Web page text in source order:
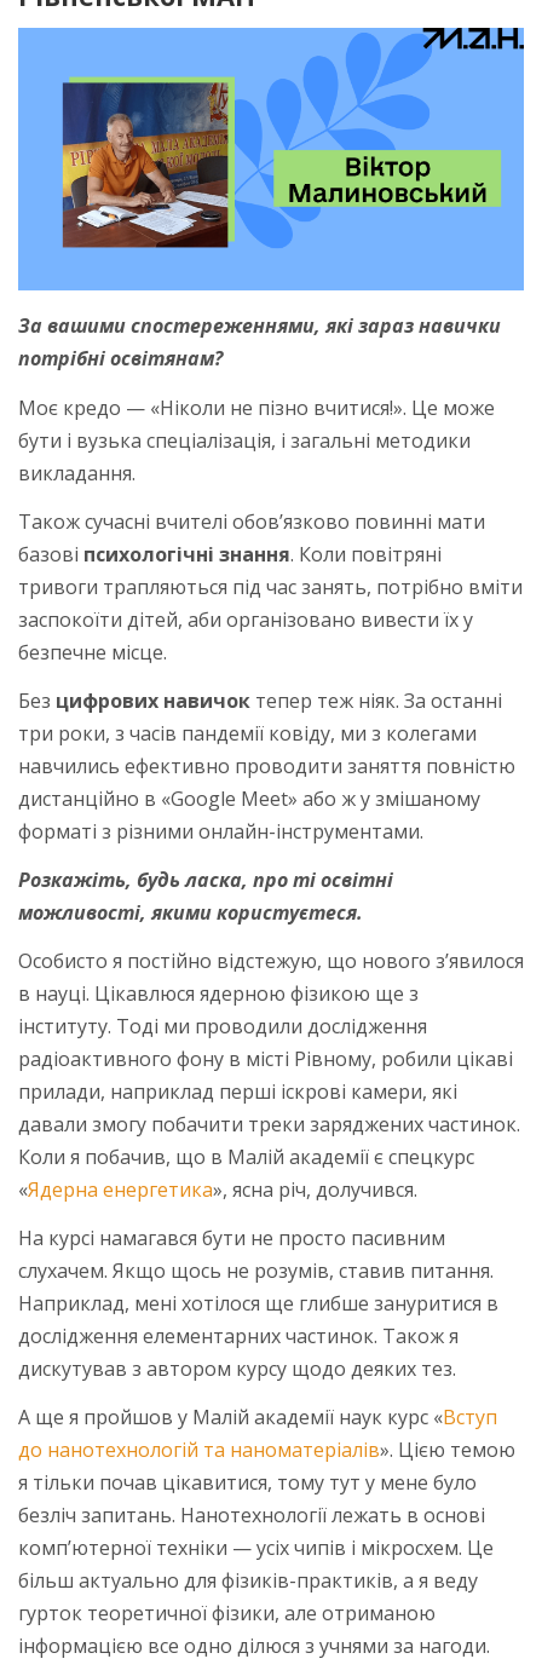
За вашими спостереженнями, які зараз навички
потрібні освітянам?
Моє кредо — «Ніколи не пізно вчитися!». Це може
бути і вузька спеціалізація, і загальні методики
викладання.
Також сучасні вчителі обов’язково повинні мати
базові психологічні знання. Коли повітряні
тривоги трапляються під час занять, потрібно вміти
заспокоїти дітей, аби організовано вивести їх у
безпечне місце.
Без цифрових навичок тепер теж ніяк. За останні
три роки, з часів пандемії ковіду, ми з колегами
навчились ефективно проводити заняття повністю
дистанційно в «Google Meet» або ж у змішаному
форматі з різними онлайн-інструментами.
Розкажіть, будь ласка, про ті освітні
можливості, якими користуєтеся.
Особисто я постійно відстежую, що нового з’явилося
в науці. Цікавлюся ядерною фізикою ще з
інституту. Тоді ми проводили дослідження
радіоактивного фону в місті Рівному, робили цікаві
прилади, наприклад перші іскрові камери, які
давали змогу побачити треки заряджених частинок.
Коли я побачив, що в Малій академії є спецкурс
«Ядерна енергетика», ясна річ, долучився.
На курсі намагався бути не просто пасивним
слухачем. Якщо щось не розумів, ставив питання.
Наприклад, мені хотілося ще глибше зануритися в
дослідження елементарних частинок. Також я
дискутував з автором курсу щодо деяких тез.
А ще я пройшов у Малій академії наук курс «Вступ
до нанотехнологій та наноматеріалів». Цією темою
я тільки почав цікавитися, тому тут у мене було
безліч запитань. Нанотехнології лежать в основі
комп’ютерної техніки — усіх чипів і мікросхем. Це
більш актуально для фізиків-практиків, а я веду
гурток теоретичної фізики, але отриманою
інформацією все одно ділюся з учнями за нагоди.